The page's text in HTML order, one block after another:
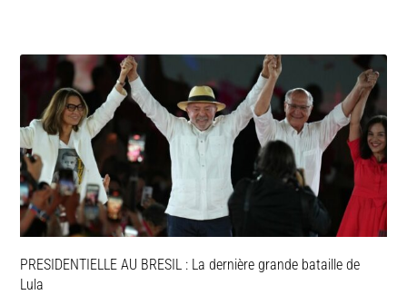
PRESIDENTIELLE AU BRESIL : La dernière grande bataille de
Lula